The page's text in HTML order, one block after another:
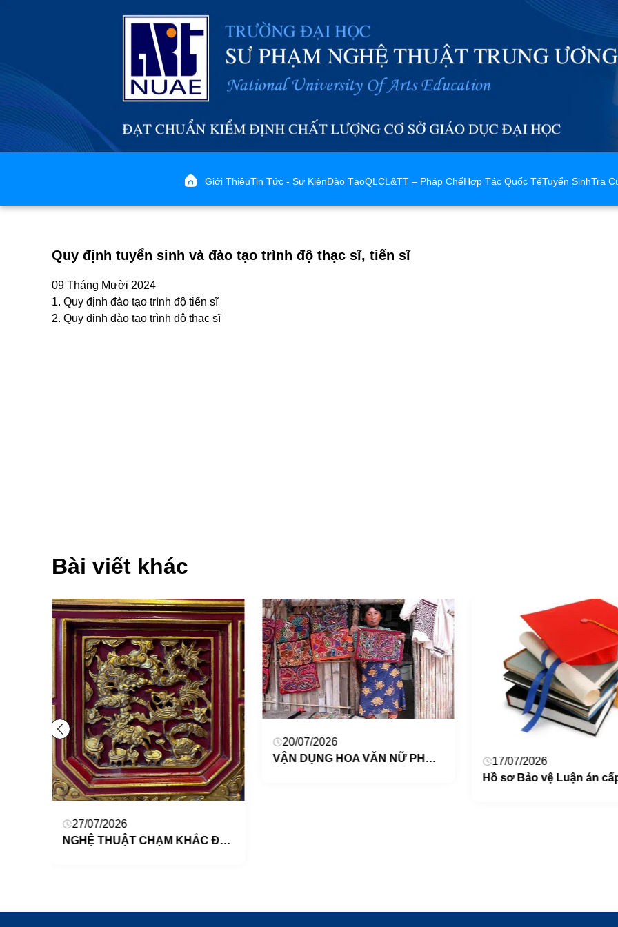
Giới ThiệuTin Tức - Sự KiệnĐào TạoQLCL&TT – Pháp ChếHợp Tác Quốc TếTuyển SinhTra
Quy định tuyển sinh và đào tạo trình độ thạc sĩ, tiến sĩ
09 Tháng Mười 2024
1. Quy định đào tạo trình độ tiến sĩ
2. Quy định đào tạo trình độ thạc sĩ
Bài viết khác
27/07/2026
NGHỆ THUẬT CHẠM KHẮC ĐỀN HAI BÀ TRƯNG
20/07/2026
VẬN DỤNG HOA VĂN NỮ PHỤC CỦA BỘ TỘC GUNA, PANAMA VÀO DẠY HỌC TRANG TRÍ CHO HỌC SINH TIỂU HỌC
17/07/2026